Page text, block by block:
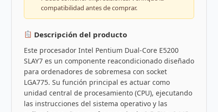
compatibilidad antes de comprar.
Descripción del producto
Este procesador Intel Pentium Dual-Core E5200
SLAY7 es un componente reacondicionado diseñado
para ordenadores de sobremesa con socket
LGA775. Su función principal es actuar como
unidad central de procesamiento (CPU), ejecutando
las instrucciones del sistema operativo y las